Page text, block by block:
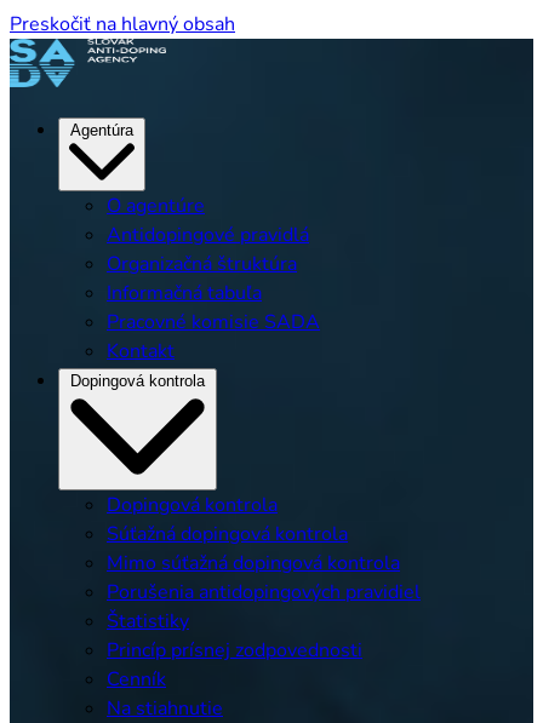
Preskočiť na hlavný obsah
Agentúra
O agentúre
Antidopingové pravidlá
Organizačná štruktúra
Informačná tabuľa
Pracovné komisie SADA
Kontakt
Dopingová kontrola
Dopingová kontrola
Súťažná dopingová kontrola
Mimo súťažná dopingová kontrola
Porušenia antidopingových pravidiel
Štatistiky
Princíp prísnej zodpovednosti
Cenník
Na stiahnutie